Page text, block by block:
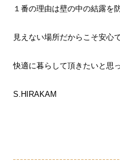
１番の理由は壁の中の結露を
見えない場所だからこそ安心
快適に暮らして頂きたいと思
S.HIRAKAM